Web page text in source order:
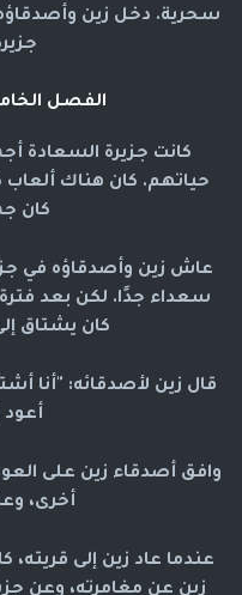
سحرية. دخل زين وأصدقاؤه
الفصل
كانت جزيرة السعادة
حياتهم. كان هناك ألعاب
كان
عاش زين وأصدقاؤه في
سعداء جدًا. لكن بعد
كان يشتاق
قال زين لأصدقائه: "أنا
أعود
وافق أصدقاء زين على
أخرى،
عندما عاد زين إلى
زين عن مغامرته، وعن